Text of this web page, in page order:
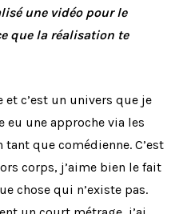
une vidéo pour le
que la réalisation te
et c’est un univers que je
eu une approche via les
que comédienne. C’est
corps, j’aime bien le fait
chose qui n’existe pas.